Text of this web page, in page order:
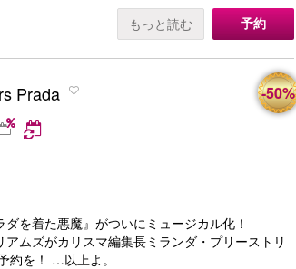
もっと読む 予約
Prada -50%
を着た悪魔』がついにミュージカル化！
アムズがカリスマ編集長ミランダ・プリーストリ
約を！ …以上よ。